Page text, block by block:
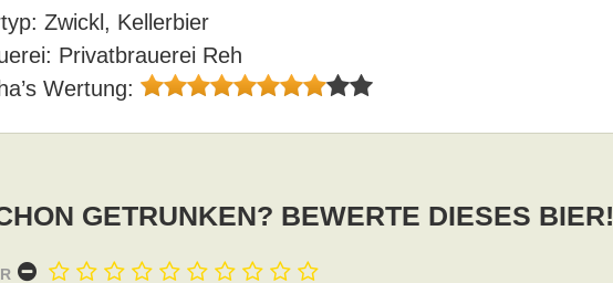
Zwickl, Kellerbier
Privatbrauerei Reh
Wertung:
GETRUNKEN? BEWERTE DIESES BIER!